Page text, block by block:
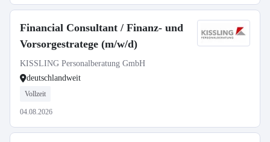
Financial Consultant / Finanz- und
Vorsorgestratege (m/w/d)
KISSLING Personalberatung GmbH
deutschlandweit
Vollzeit
04.08.2026